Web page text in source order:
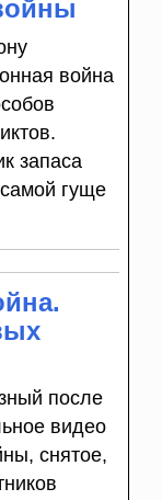
война
запаса
гуще
после
видео
снятое,